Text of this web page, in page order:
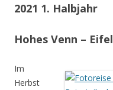
2021 1. Halbjahr
Hohes Venn – Eifel
Im
Herbst